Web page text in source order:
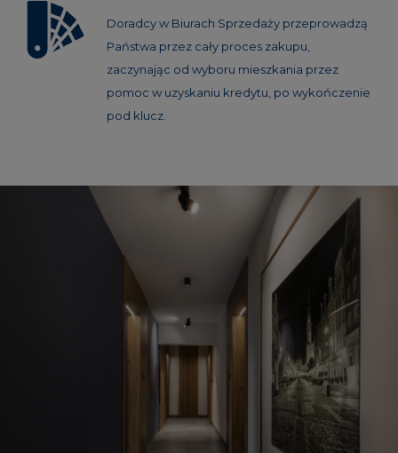
Doradcy w Biurach Sprzedaży przeprowadzą
Państwa przez cały proces zakupu,
zaczynając od wyboru mieszkania przez
pomoc w uzyskaniu kredytu, po wykończenie
pod klucz.